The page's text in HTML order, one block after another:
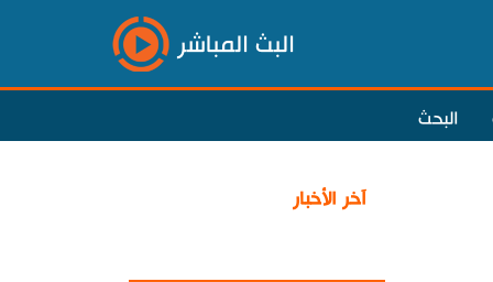
البث المباشر
البحث
آخر الأخبار